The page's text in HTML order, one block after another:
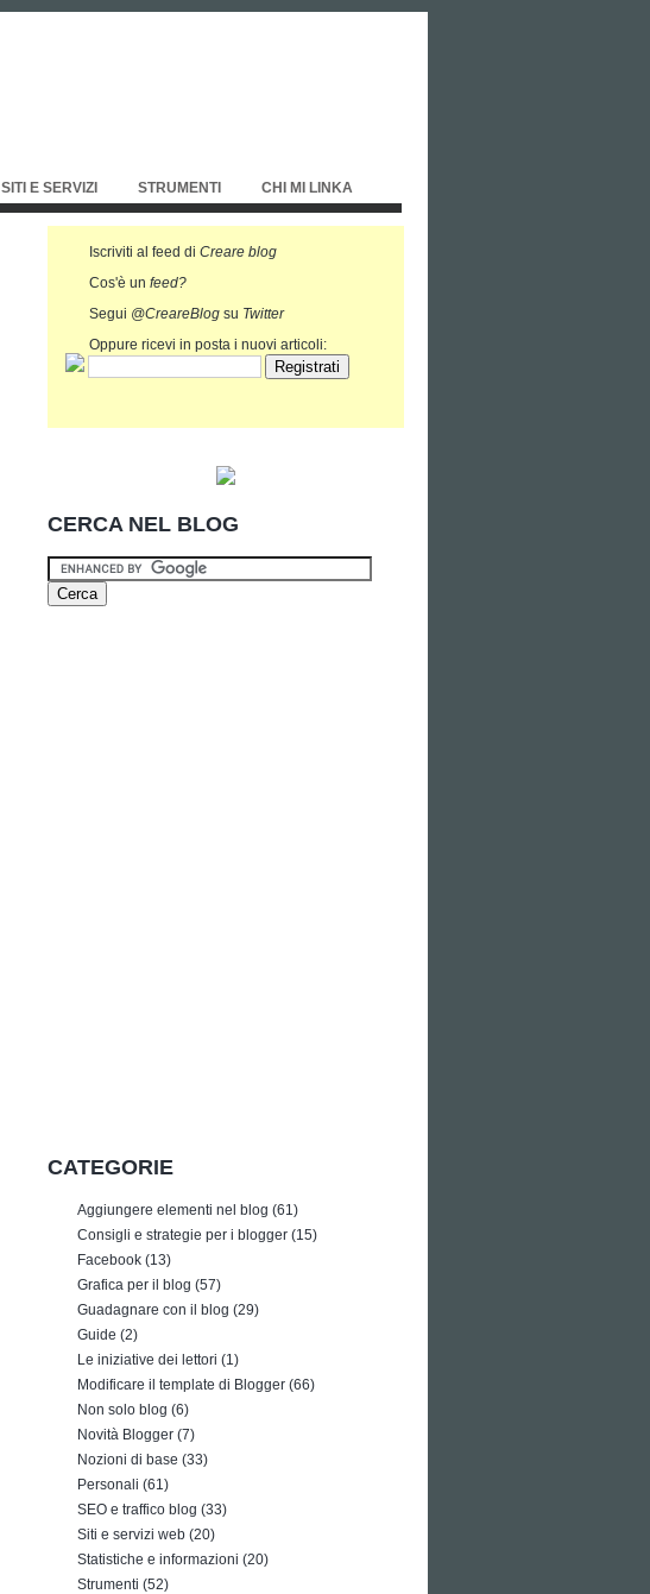
SITI E SERVIZI STRUMENTI CHI MI LINKA
Iscriviti al feed di Creare blog
Cos'è un feed?
Segui @CreareBlog su Twitter
Oppure ricevi in posta i nuovi articoli:
CERCA NEL BLOG
CATEGORIE
Aggiungere elementi nel blog (61)
Consigli e strategie per i blogger (15)
Facebook (13)
Grafica per il blog (57)
Guadagnare con il blog (29)
Guide (2)
Le iniziative dei lettori (1)
Modificare il template di Blogger (66)
Non solo blog (6)
Novità Blogger (7)
Nozioni di base (33)
Personali (61)
SEO e traffico blog (33)
Siti e servizi web (20)
Statistiche e informazioni (20)
Strumenti (52)